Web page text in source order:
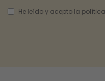
He leído y acepto la